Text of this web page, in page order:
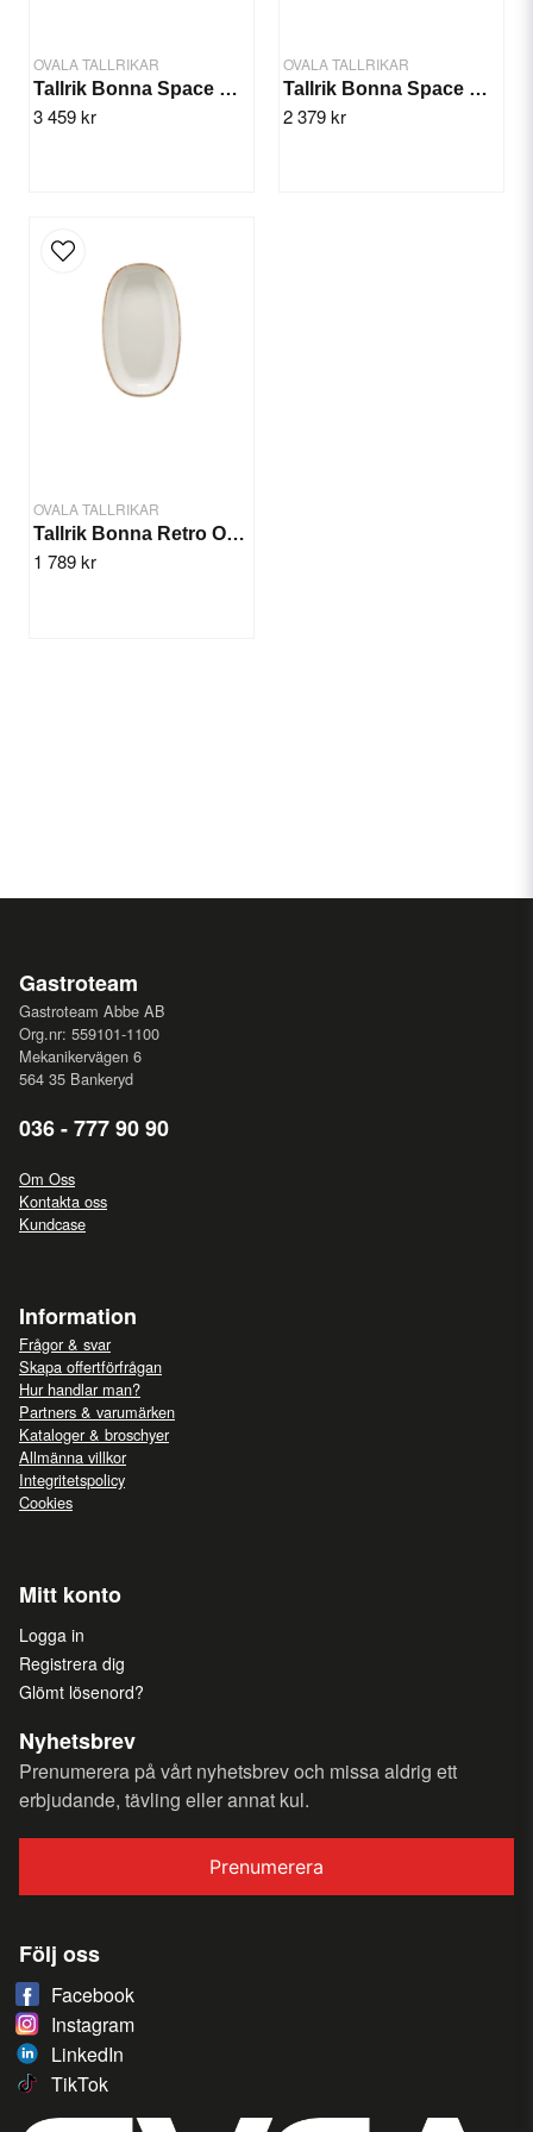
OVALA TALLRIKAR
Tallrik Bonna Space Oval 24x14cm/12st
3 459 kr
OVALA TALLRIKAR
Tallrik Bonna Space Oval 15x8,5cm/12st
2 379 kr
OVALA TALLRIKAR
Tallrik Bonna Retro Oval 24x14cm/12st
1 789 kr
Gastroteam
Gastroteam Abbe AB
Org.nr: 559101-1100
Mekanikervägen 6
564 35 Bankeryd
036 - 777 90 90
Om Oss
Kontakta oss
Kundcase
Information
Frågor & svar
Skapa offertförfrågan
Hur handlar man?
Partners & varumärken
Kataloger & broschyer
Allmänna villkor
Integritetspolicy
Cookies
Mitt konto
Logga in
Registrera dig
Glömt lösenord?
Nyhetsbrev
Prenumerera på vårt nyhetsbrev och missa aldrig ett
erbjudande, tävling eller annat kul.
Prenumerera
Följ oss
Facebook
Instagram
LinkedIn
TikTok